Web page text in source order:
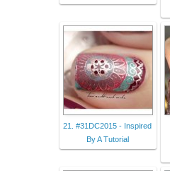
21. #31DC2015 - Inspired
By A Tutorial